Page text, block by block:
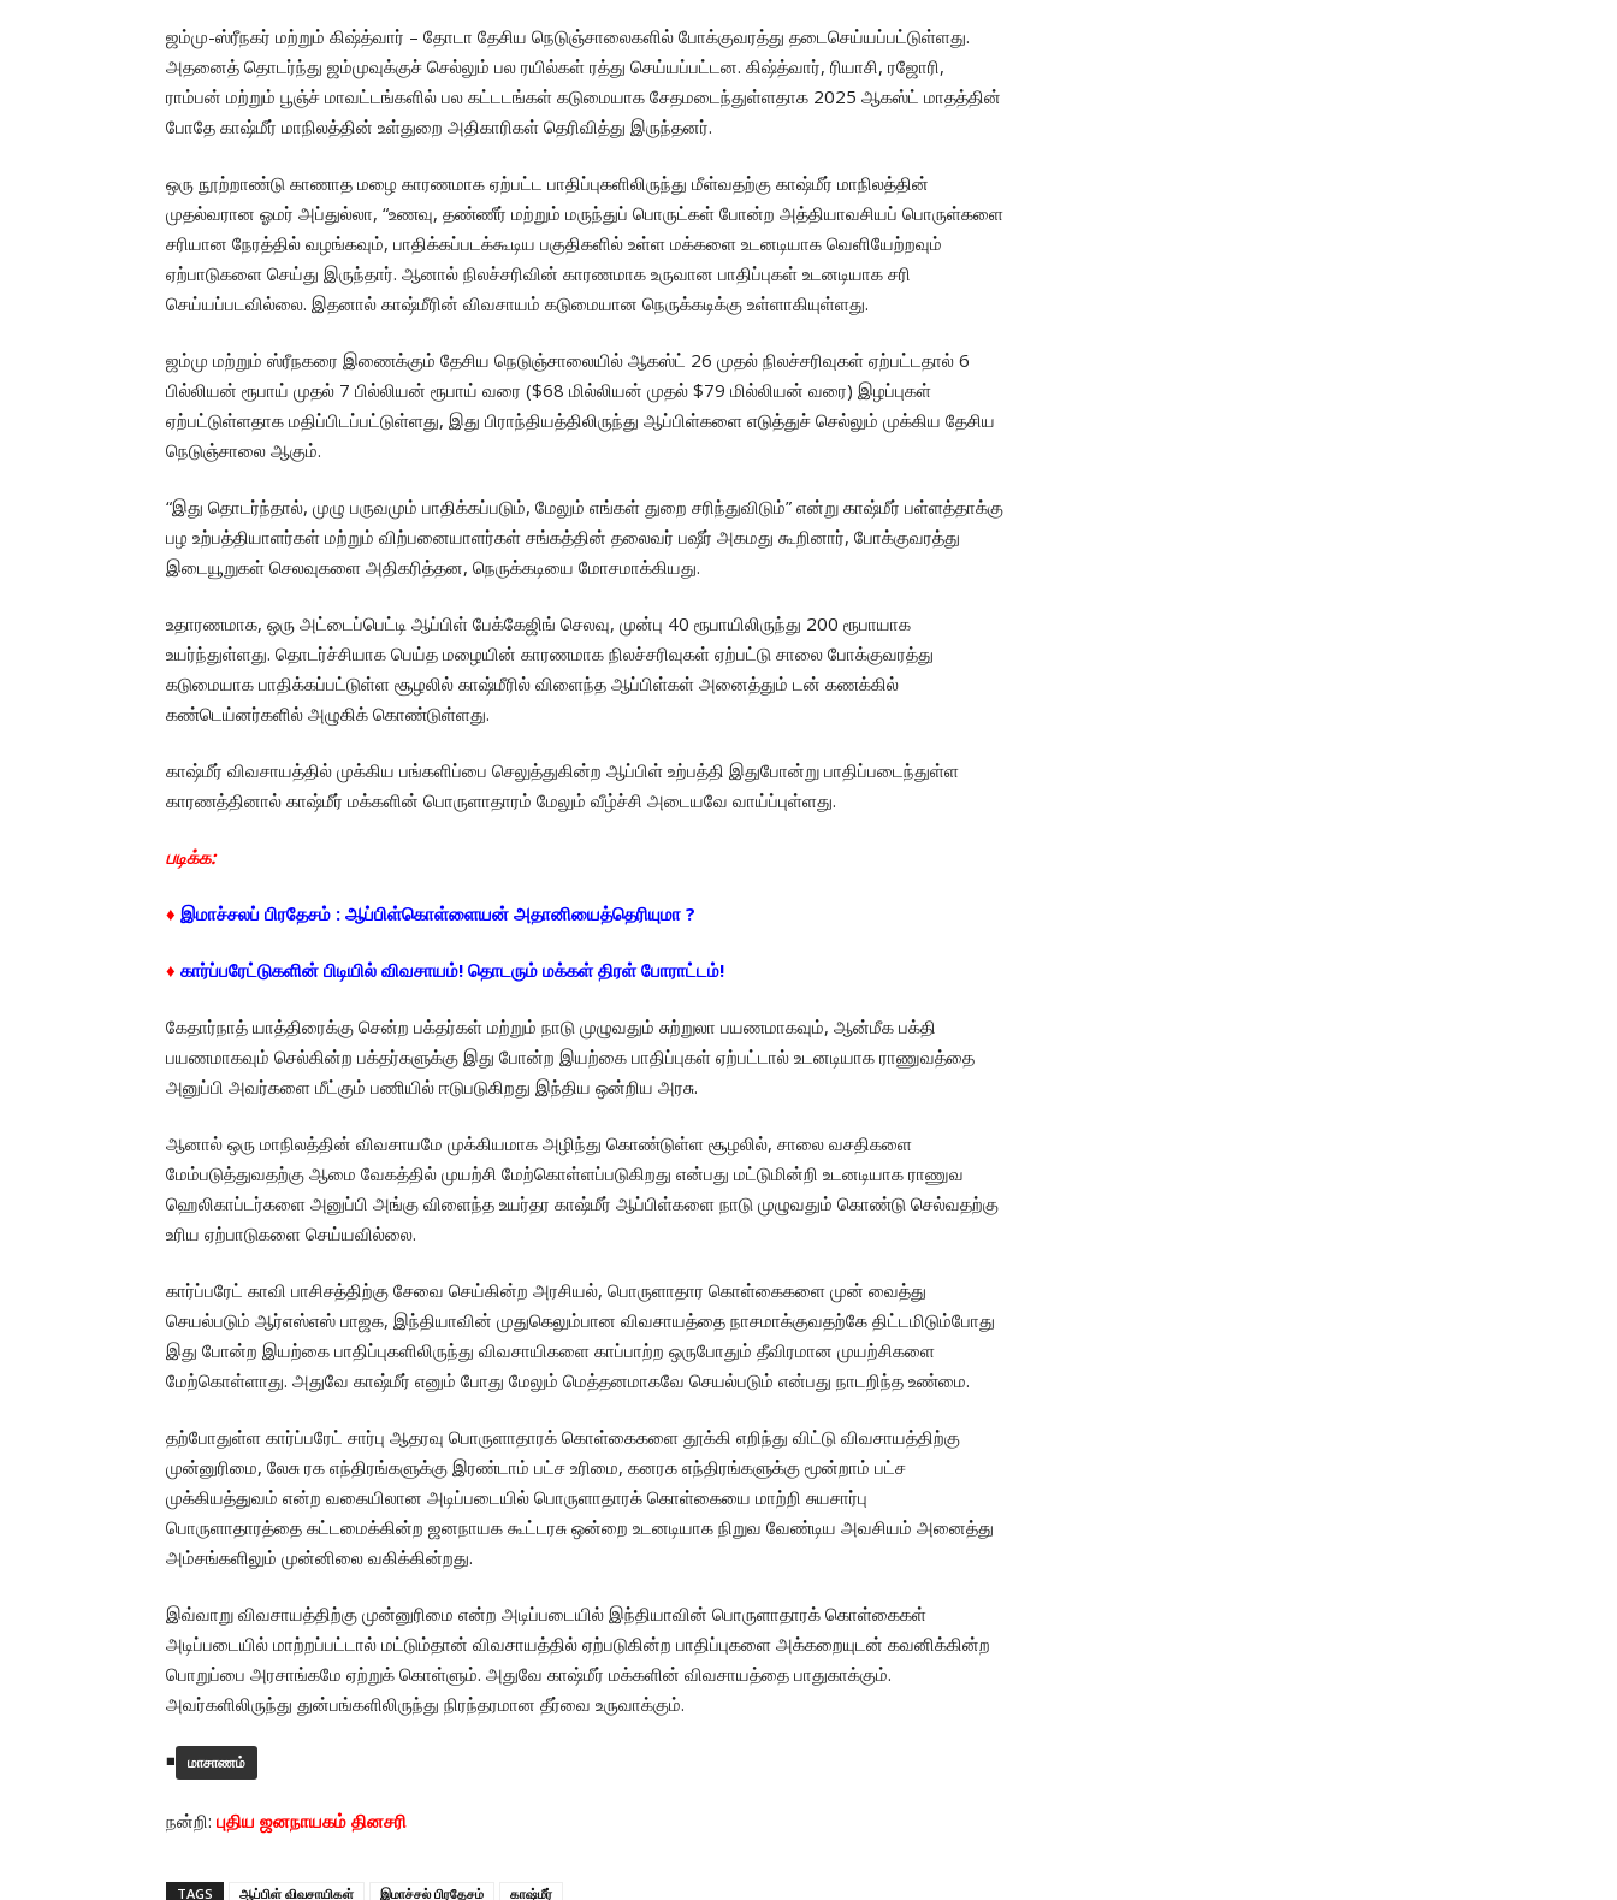
ஜம்மு-ஸ்ரீநகர் மற்றும் கிஷ்த்வார் – தோடா தேசிய நெடுஞ்சாலைகளில் போக்குவரத்து தடைசெய்யப்பட்டுள்ளது.
அதனைத் தொடர்ந்து ஜம்முவுக்குச் செல்லும் பல ரயில்கள் ரத்து செய்யப்பட்டன. கிஷ்த்வார், ரியாசி, ரஜோரி,
ராம்பன் மற்றும் பூஞ்ச் மாவட்டங்களில் பல கட்டடங்கள் கடுமையாக சேதமடைந்துள்ளதாக 2025 ஆகஸ்ட் மாதத்தின்
போதே காஷ்மீர் மாநிலத்தின் உள்துறை அதிகாரிகள் தெரிவித்து இருந்தனர்.
ஒரு நூற்றாண்டு காணாத மழை காரணமாக ஏற்பட்ட பாதிப்புகளிலிருந்து மீள்வதற்கு காஷ்மீர் மாநிலத்தின்
முதல்வரான ஓமர் அப்துல்லா, “உணவு, தண்ணீர் மற்றும் மருந்துப் பொருட்கள் போன்ற அத்தியாவசியப் பொருள்களை
சரியான நேரத்தில் வழங்கவும், பாதிக்கப்படக்கூடிய பகுதிகளில் உள்ள மக்களை உடனடியாக வெளியேற்றவும்
ஏற்பாடுகளை செய்து இருந்தார். ஆனால் நிலச்சரிவின் காரணமாக உருவான பாதிப்புகள் உடனடியாக சரி
செய்யப்படவில்லை. இதனால் காஷ்மீரின் விவசாயம் கடுமையான நெருக்கடிக்கு உள்ளாகியுள்ளது.
ஜம்மு மற்றும் ஸ்ரீநகரை இணைக்கும் தேசிய நெடுஞ்சாலையில் ஆகஸ்ட் 26 முதல் நிலச்சரிவுகள் ஏற்பட்டதால் 6
பில்லியன் ரூபாய் முதல் 7 பில்லியன் ரூபாய் வரை ($68 மில்லியன் முதல் $79 மில்லியன் வரை) இழப்புகள்
ஏற்பட்டுள்ளதாக மதிப்பிடப்பட்டுள்ளது, இது பிராந்தியத்திலிருந்து ஆப்பிள்களை எடுத்துச் செல்லும் முக்கிய தேசிய
நெடுஞ்சாலை ஆகும்.
“இது தொடர்ந்தால், முழு பருவமும் பாதிக்கப்படும், மேலும் எங்கள் துறை சரிந்துவிடும்” என்று காஷ்மீர் பள்ளத்தாக்கு
பழ உற்பத்தியாளர்கள் மற்றும் விற்பனையாளர்கள் சங்கத்தின் தலைவர் பஷீர் அகமது கூறினார், போக்குவரத்து
இடையூறுகள் செலவுகளை அதிகரித்தன, நெருக்கடியை மோசமாக்கியது.
உதாரணமாக, ஒரு அட்டைப்பெட்டி ஆப்பிள் பேக்கேஜிங் செலவு, முன்பு 40 ரூபாயிலிருந்து 200 ரூபாயாக
உயர்ந்துள்ளது. தொடர்ச்சியாக பெய்த மழையின் காரணமாக நிலச்சரிவுகள் ஏற்பட்டு சாலை போக்குவரத்து
கடுமையாக பாதிக்கப்பட்டுள்ள சூழலில் காஷ்மீரில் விளைந்த ஆப்பிள்கள் அனைத்தும் டன் கணக்கில்
கண்டெய்னர்களில் அழுகிக் கொண்டுள்ளது.
காஷ்மீர் விவசாயத்தில் முக்கிய பங்களிப்பை செலுத்துகின்ற ஆப்பிள் உற்பத்தி இதுபோன்று பாதிப்படைந்துள்ள
காரணத்தினால் காஷ்மீர் மக்களின் பொருளாதாரம் மேலும் வீழ்ச்சி அடையவே வாய்ப்புள்ளது.
படிக்க:
♦ இமாச்சலப் பிரதேசம் : ஆப்பிள்கொள்ளையன் அதானியைத்தெரியுமா ?
♦ கார்ப்பரேட்டுகளின் பிடியில் விவசாயம்! தொடரும் மக்கள் திரள் போராட்டம்!
கேதார்நாத் யாத்திரைக்கு சென்ற பக்தர்கள் மற்றும் நாடு முழுவதும் சுற்றுலா பயணமாகவும், ஆன்மீக பக்தி
பயணமாகவும் செல்கின்ற பக்தர்களுக்கு இது போன்ற இயற்கை பாதிப்புகள் ஏற்பட்டால் உடனடியாக ராணுவத்தை
அனுப்பி அவர்களை மீட்கும் பணியில் ஈடுபடுகிறது இந்திய ஒன்றிய அரசு.
ஆனால் ஒரு மாநிலத்தின் விவசாயமே முக்கியமாக அழிந்து கொண்டுள்ள சூழலில், சாலை வசதிகளை
மேம்படுத்துவதற்கு ஆமை வேகத்தில் முயற்சி மேற்கொள்ளப்படுகிறது என்பது மட்டுமின்றி உடனடியாக ராணுவ
ஹெலிகாப்டர்களை அனுப்பி அங்கு விளைந்த உயர்தர காஷ்மீர் ஆப்பிள்களை நாடு முழுவதும் கொண்டு செல்வதற்கு
உரிய ஏற்பாடுகளை செய்யவில்லை.
கார்ப்பரேட் காவி பாசிசத்திற்கு சேவை செய்கின்ற அரசியல், பொருளாதார கொள்கைகளை முன் வைத்து
செயல்படும் ஆர்எஸ்எஸ் பாஜக, இந்தியாவின் முதுகெலும்பான விவசாயத்தை நாசமாக்குவதற்கே திட்டமிடும்போது
இது போன்ற இயற்கை பாதிப்புகளிலிருந்து விவசாயிகளை காப்பாற்ற ஒருபோதும் தீவிரமான முயற்சிகளை
மேற்கொள்ளாது. அதுவே காஷ்மீர் எனும் போது மேலும் மெத்தனமாகவே செயல்படும் என்பது நாடறிந்த உண்மை.
தற்போதுள்ள கார்ப்பரேட் சார்பு ஆதரவு பொருளாதாரக் கொள்கைகளை தூக்கி எறிந்து விட்டு விவசாயத்திற்கு
முன்னுரிமை, லேசு ரக எந்திரங்களுக்கு இரண்டாம் பட்ச உரிமை, கனரக எந்திரங்களுக்கு மூன்றாம் பட்ச
முக்கியத்துவம் என்ற வகையிலான அடிப்படையில் பொருளாதாரக் கொள்கையை மாற்றி சுயசார்பு
பொருளாதாரத்தை கட்டமைக்கின்ற ஜனநாயக கூட்டரசு ஒன்றை உடனடியாக நிறுவ வேண்டிய அவசியம் அனைத்து
அம்சங்களிலும் முன்னிலை வகிக்கின்றது.
இவ்வாறு விவசாயத்திற்கு முன்னுரிமை என்ற அடிப்படையில் இந்தியாவின் பொருளாதாரக் கொள்கைகள்
அடிப்படையில் மாற்றப்பட்டால் மட்டும்தான் விவசாயத்தில் ஏற்படுகின்ற பாதிப்புகளை அக்கறையுடன் கவனிக்கின்ற
பொறுப்பை அரசாங்கமே ஏற்றுக் கொள்ளும். அதுவே காஷ்மீர் மக்களின் விவசாயத்தை பாதுகாக்கும்.
அவர்களிலிருந்து துன்பங்களிலிருந்து நிரந்தரமான தீர்வை உருவாக்கும்.
◾ மாசாணம்
நன்றி: புதிய ஜனநாயகம் தினசரி
TAGS ஆப்பிள் விவசாயிகள் இமாச்சல் பிரதேசம் காஷ்மீர்